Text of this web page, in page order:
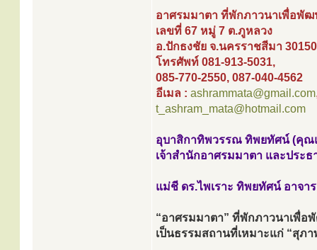
อาศรมมาตา ที่พักภาวนาเพื่อพัฒ
เลขที่ 67 หมู่ 7 ต.ภูหลวง
อ.ปักธงชัย จ.นครราชสีมา 30150
โทรศัพท์ 081-913-5031,
085-770-2550, 087-040-4562
อีเมล : ashrammata@gmail.com
t_ashram_mata@hotmail.com
อุบาสิกาทิพวรรณ ทิพยทัศน์ (คุณ
เจ้าสำนักอาศรมมาตา และประ
แม่ชี ดร.ไพเราะ ทิพยทัศน์ อาจา
“อาศรมมาตา” ที่พักภาวนาเพื่อ
เป็นธรรมสถานที่เหมาะแก่ “สุภ